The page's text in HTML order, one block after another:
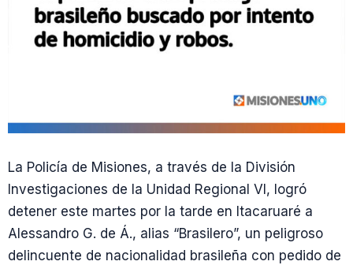
La Policía de Misiones, a través de la División
Investigaciones de la Unidad Regional VI, logró
detener este martes por la tarde en Itacaruaré a
Alessandro G. de Á., alias “Brasilero”, un peligroso
delincuente de nacionalidad brasileña con pedido de